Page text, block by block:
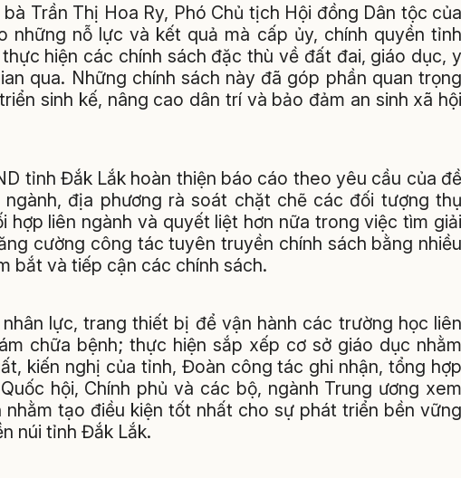
Trần Thị Hoa Ry, Phó Chủ tịch Hội đồng Dân tộc của
những nỗ lực và kết quả mà cấp ủy, chính quyền tỉnh
hiện các chính sách đặc thù về đất đai, giáo dục, y
qua. Những chính sách này đã góp phần quan trọng
sinh kế, nâng cao dân trí và bảo đảm an sinh xã hội
tỉnh Đắk Lắk hoàn thiện báo cáo theo yêu cầu của đề
địa phương rà soát chặt chẽ các đối tượng thụ
hợp liên ngành và quyết liệt hơn nữa trong việc tìm giải
cường công tác tuyên truyền chính sách bằng nhiều
bắt và tiếp cận các chính sách.
lực, trang thiết bị để vận hành các trường học liên
chữa bệnh; thực hiện sắp xếp cơ sở giáo dục nhằm
kiến nghị của tỉnh, Đoàn công tác ghi nhận, tổng hợp
hội, Chính phủ và các bộ, ngành Trung ương xem
tạo điều kiện tốt nhất cho sự phát triển bền vững
núi tỉnh Đắk Lắk.